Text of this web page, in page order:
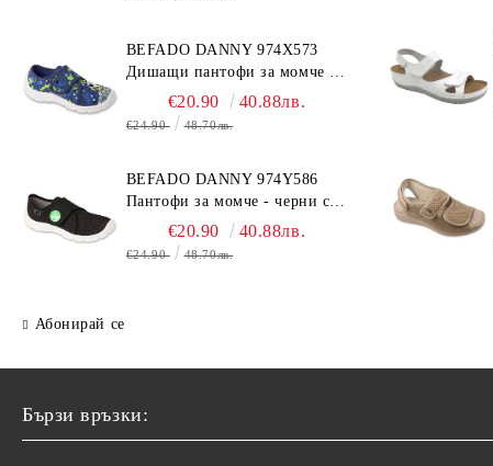
BEFADO DANNY 974X573
Дишащи пантофи за момче -
сини с топка
€20.90 40.88лв.
€24.90 48.70лв.
BEFADO DANNY 974Y586
Пантофи за момче - черни с
динозавър€20.90 40.88лв.
€24.90 48.70лв.
Абонирай се
Бързи връзки: